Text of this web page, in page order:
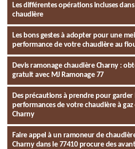
Les différentes opérations incluses
chaudière
Les bons gestes à adopter pour une
performance de votre chaudière au
Devis ramonage chaudière Charny :
gratuit avec MJ Ramonage 77
Des précautions à prendre pour garder
performances de votre chaudière à
Charny
Faire appel à un ramoneur de
Charny dans le 77410 procure des